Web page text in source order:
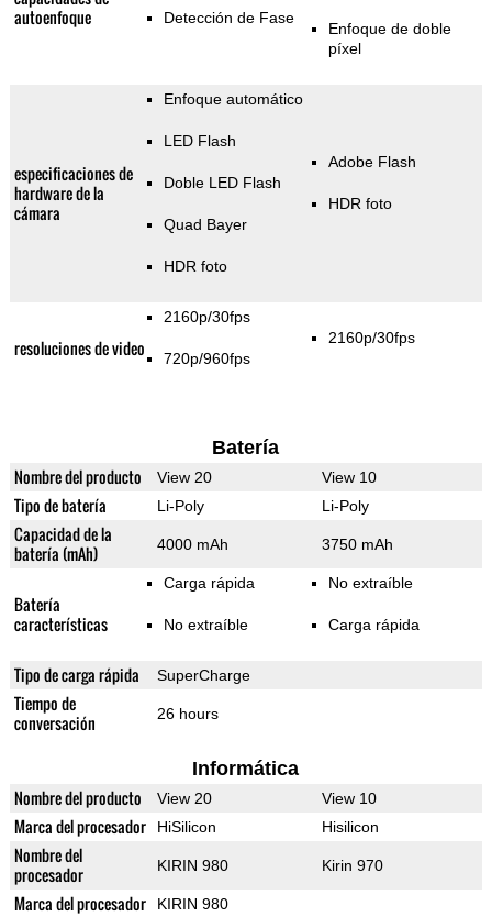
autoenfoque
Detección de Fase
Enfoque de doble
píxel
especificaciones de
hardware de la
cámara
Enfoque automático
LED Flash
Doble LED Flash
Quad Bayer
HDR foto
Adobe Flash
HDR foto
resoluciones de video
2160p/30fps
720p/960fps
2160p/30fps
Batería
Nombre del producto View 20 View 10
Tipo de batería Li-Poly Li-Poly
Capacidad de la
batería (mAh)
4000 mAh 3750 mAh
Batería
características
Carga rápida
No extraíble
No extraíble
Carga rápida
Tipo de carga rápida SuperCharge
Tiempo de
conversación
26 hours
Informática
Nombre del producto View 20 View 10
Marca del procesador HiSilicon Hisilicon
Nombre del
procesador
KIRIN 980 Kirin 970
Marca del procesador KIRIN 980